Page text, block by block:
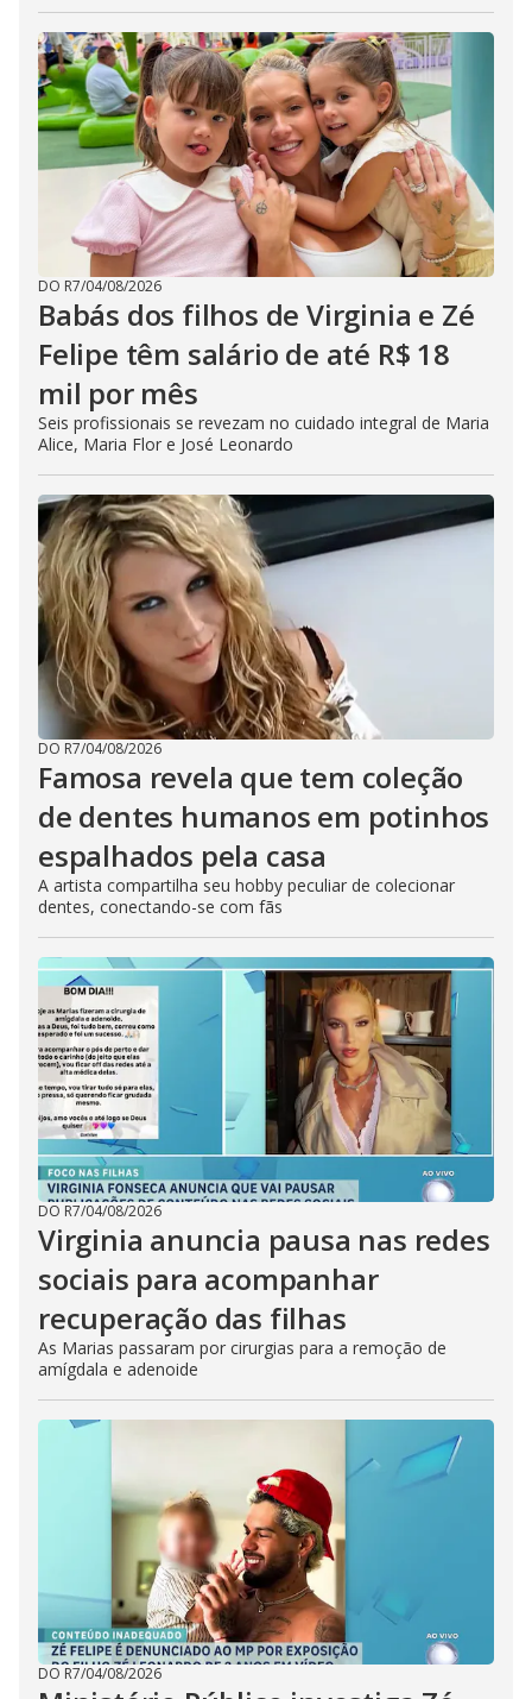
DO R7/04/08/2026
Babás dos filhos de Virginia e Zé
Felipe têm salário de até R$ 18
mil por mês
Seis profissionais se revezam no cuidado integral de Maria
Alice, Maria Flor e José Leonardo
DO R7/04/08/2026
Famosa revela que tem coleção
de dentes humanos em potinhos
espalhados pela casa
A artista compartilha seu hobby peculiar de colecionar
dentes, conectando-se com fãs
DO R7/04/08/2026
Virginia anuncia pausa nas redes
sociais para acompanhar
recuperação das filhas
As Marias passaram por cirurgias para a remoção de
amígdala e adenoide
DO R7/04/08/2026